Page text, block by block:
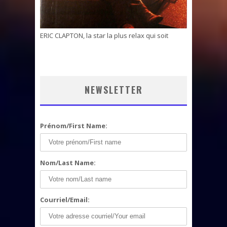
ERIC CLAPTON, la star la plus relax qui soit
NEWSLETTER
Prénom/First Name:
Nom/Last Name:
Courriel/Email: